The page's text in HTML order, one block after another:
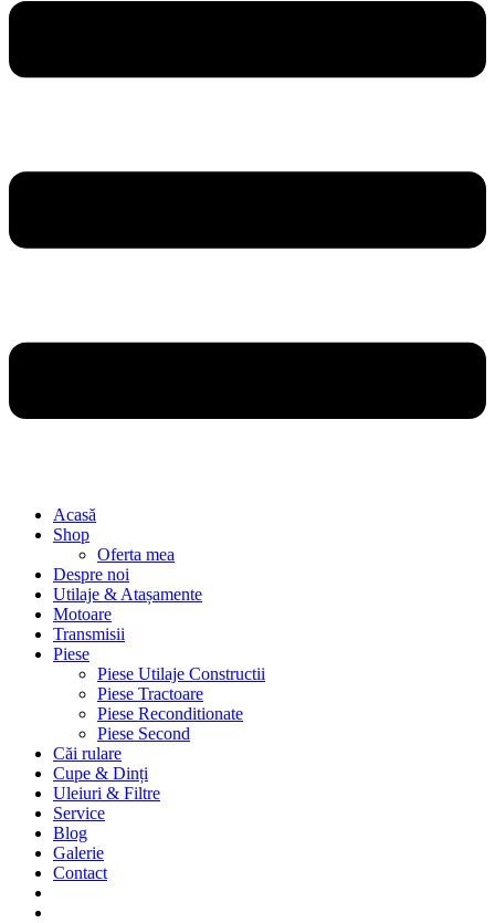
Acasă
Shop
Oferta mea
Despre noi
Utilaje & Atașamente
Motoare
Transmisii
Piese
Piese Utilaje Constructii
Piese Tractoare
Piese Reconditionate
Piese Second
Căi rulare
Cupe & Dinți
Uleiuri & Filtre
Service
Blog
Galerie
Contact